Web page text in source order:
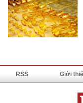
RSS Giới